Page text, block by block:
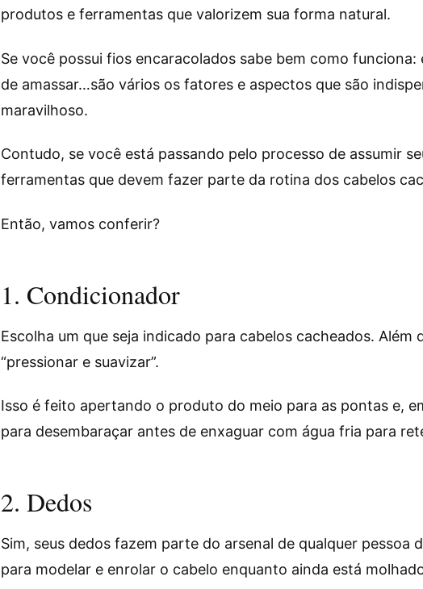
produtos e ferramentas que valorizem sua forma natural.
Se você possui fios encaracolados sabe bem como
de amassar…são vários os fatores e aspectos que são
maravilhoso.
Contudo, se você está passando pelo processo de assumir
ferramentas que devem fazer parte da rotina dos cabelos
Então, vamos conferir?
1. Condicionador
Escolha um que seja indicado para cabelos cacheados.
“pressionar e suavizar”.
Isso é feito apertando o produto do meio para as pontas e,
para desembaraçar antes de enxaguar com água fria para
2. Dedos
Sim, seus dedos fazem parte do arsenal de qualquer pessoa
para modelar e enrolar o cabelo enquanto ainda está